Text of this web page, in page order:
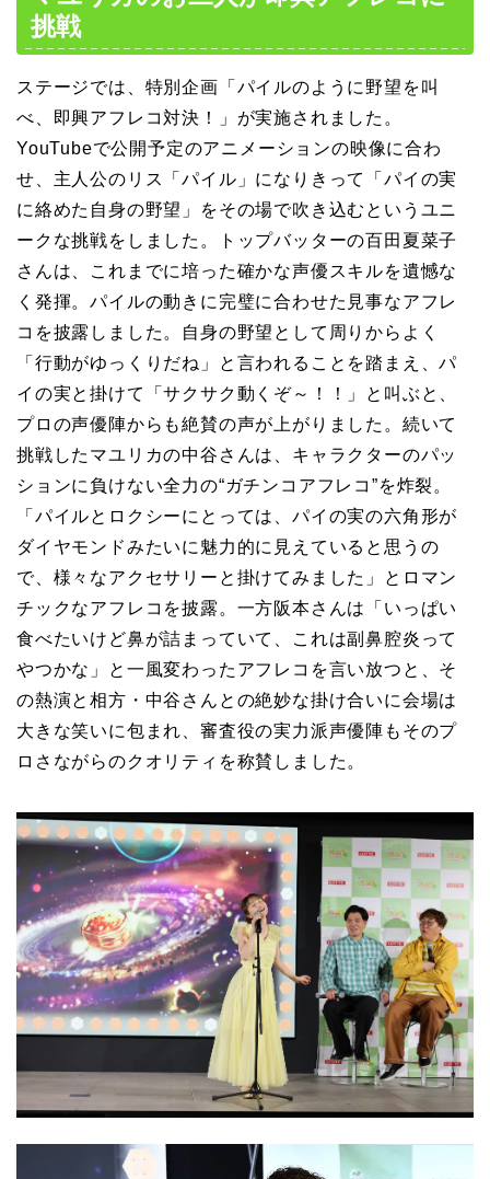
挑戦
ステージでは、特別企画「パイルのように野望を叫
べ、即興アフレコ対決！」が実施されました。
YouTubeで公開予定のアニメーションの映像に合わ
せ、主人公のリス「パイル」になりきって「パイの実
に絡めた自身の野望」をその場で吹き込むというユニ
ークな挑戦をしました。トップバッターの百田夏菜子
さんは、これまでに培った確かな声優スキルを遺憾な
く発揮。パイルの動きに完璧に合わせた見事なアフレ
コを披露しました。自身の野望として周りからよく
「行動がゆっくりだね」と言われることを踏まえ、パ
イの実と掛けて「サクサク動くぞ～！！」と叫ぶと、
プロの声優陣からも絶賛の声が上がりました。続いて
挑戦したマユリカの中谷さんは、キャラクターのパッ
ションに負けない全力の“ガチンコアフレコ”を炸裂。
「パイルとロクシーにとっては、パイの実の六角形が
ダイヤモンドみたいに魅力的に見えていると思うの
で、様々なアクセサリーと掛けてみました」とロマン
チックなアフレコを披露。一方阪本さんは「いっぱい
食べたいけど鼻が詰まっていて、これは副鼻腔炎って
やつかな」と一風変わったアフレコを言い放つと、そ
の熱演と相方・中谷さんとの絶妙な掛け合いに会場は
大きな笑いに包まれ、審査役の実力派声優陣もそのプ
ロさながらのクオリティを称賛しました。